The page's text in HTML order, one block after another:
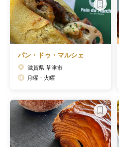
パン・ドゥ・マルシェ
滋賀県 草津市
月曜・火曜